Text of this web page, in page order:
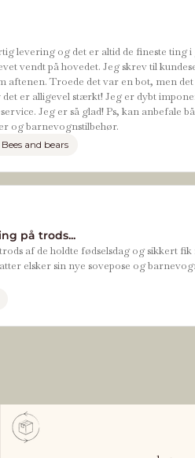
levering og det er altid de fineste ting
vendt på hovedet. Jeg skrev til
aftenen. Troede det var en bot, men
er alligevel stærkt! Jeg er dybt
Jeg er så glad! Ps, kan anbefale
og barnevognstilbehør.
and bears
på trods...
af de holdte fødselsdag og sikkert
elsker sin nye sovepose og